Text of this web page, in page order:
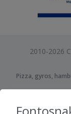
2010-2026
Pizza, gyros,